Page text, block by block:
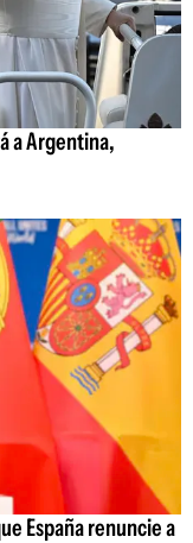
a Argentina,
España renuncie a